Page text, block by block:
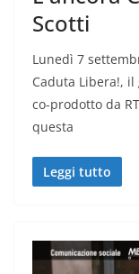
Scotti
Lunedì 7
Caduta Libera!,
co-prodotto da
questa
Leggi tutto